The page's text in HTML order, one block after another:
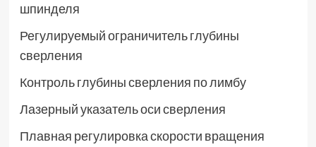
шпинделя
Регулируемый ограничитель глубины
сверления
Контроль глубины сверления по лимбу
Лазерный указатель оси сверления
Плавная регулировка скорости вращения